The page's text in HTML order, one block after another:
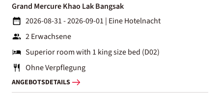
Grand Mercure Khao Lak Bangsak
2026-08-31 - 2026-09-01 | Eine Hotelnacht
2 Erwachsene
Superior room with 1 king size bed (D02)
Ohne Verpflegung
ANGEBOTSDETAILS